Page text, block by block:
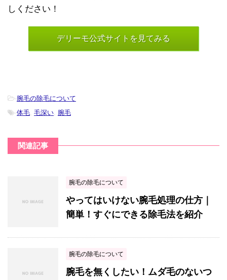
しください！
デリーモ公式サイトを見てみる
-腕毛の除毛について
-体毛, 毛深い, 腕毛
関連記事
腕毛の除毛について
やってはいけない腕毛処理の仕方｜
簡単！すぐにできる除毛法を紹介
腕毛の除毛について
腕毛を無くしたい！ムダ毛のないつ